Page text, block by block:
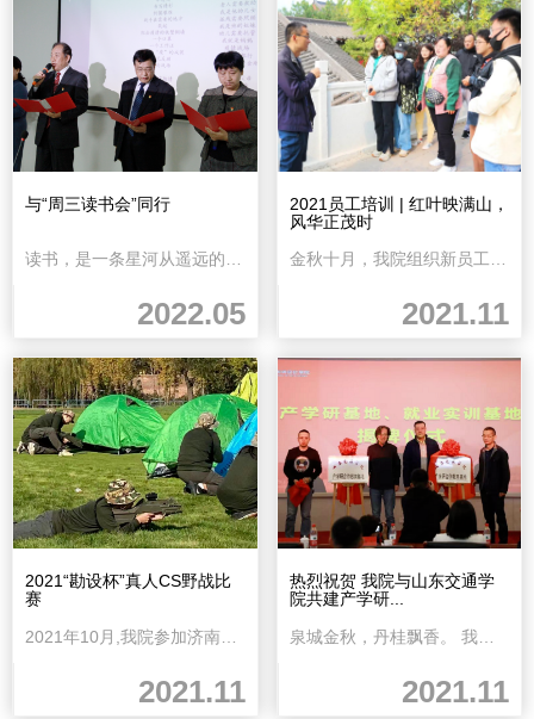
与“周三读书会”同行
读书，是一条星河从遥远的年代流淌到我们跟前过去的故事都化成了住在河中的星星在这个...
2022.05
2021员工培训 | 红叶映满山，
风华正茂时
金秋十月，我院组织新员工到红叶谷生态文化旅游区参观学习。 红叶谷因其特殊的地...
2021.11
2021“勘设杯”真人CS野战比
赛
2021.11
热烈祝贺 我院与山东交通学
院共建产学研...
泉城金秋，丹桂飘香。 我院院长李海龙和山东交通学院艺术与设计学院院长孙龙杰代...
2021.11